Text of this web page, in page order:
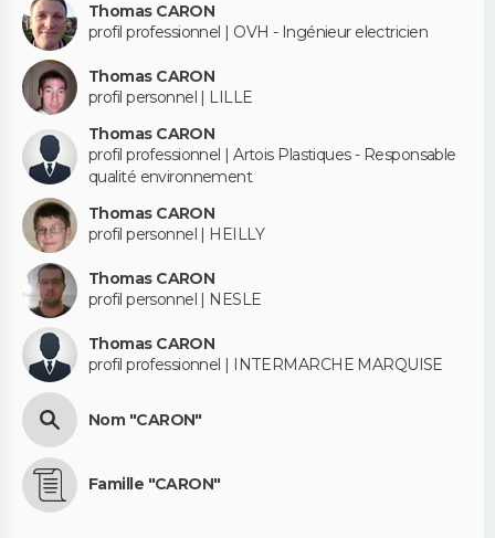
Thomas CARON
profil professionnel | OVH - Ingénieur electricien
Thomas CARON
profil personnel | LILLE
Thomas CARON
profil professionnel | Artois Plastiques - Responsable
qualité environnement
Thomas CARON
profil personnel | HEILLY
Thomas CARON
profil personnel | NESLE
Thomas CARON
profil professionnel | INTERMARCHE MARQUISE
Nom "CARON"
Famille "CARON"